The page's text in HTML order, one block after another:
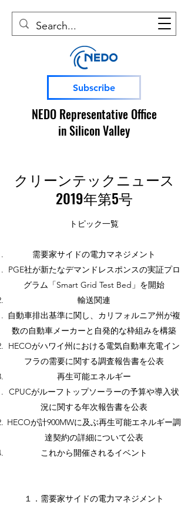
Subscribe
NEDO Representative Office
in Silicon Valley
クリーンテックニュース
2019年第5号
トピック一覧
需要家サイドの電力マネジメント
PGE社が新たなデマンドレスポンスの実証プロ
グラム「Smart Grid Test Bed」を開始
輸送関連
自動車排出基準に関し、カリフォルニア州が複
数の自動車メーカーと自発的な枠組みを構築
HECOがハワイ州における電気自動車充電イン
フラの需要に関する調査報告書を公表
再生可能エネルギー
CPUCがルーフトップソーラーの予算や導入状
況に関する年次報告書を公表
HECOが計900MWに及ぶ再生可能エネルギー調
達契約の詳細について公表
これから開催されるイベント
１．需要家サイドの電力マネジメント